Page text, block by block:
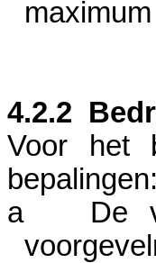
4.2.2
Voor het
bepalingen:
a
De